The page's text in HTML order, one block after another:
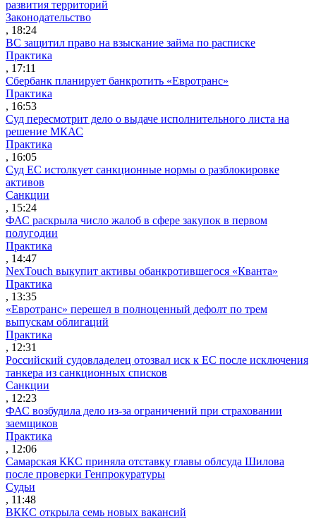
развития территорий
Законодательство
, 18:24
ВС защитил право на взыскание займа по расписке
Практика
, 17:11
Сбербанк планирует банкротить «Евротранс»
Практика
, 16:53
Суд пересмотрит дело о выдаче исполнительного листа на
решение МКАС
Практика
, 16:05
Суд ЕС истолкует санкционные нормы о разблокировке
активов
Санкции
, 15:24
ФАС раскрыла число жалоб в сфере закупок в первом
полугодии
Практика
, 14:47
NexTouch выкупит активы обанкротившегося «Кванта»
Практика
, 13:35
«Евротранс» перешел в полноценный дефолт по трем
выпускам облигаций
Практика
, 12:31
Российский судовладелец отозвал иск к ЕС после исключения
танкера из санкционных списков
Санкции
, 12:23
ФАС возбудила дело из-за ограничений при страховании
заемщиков
Практика
, 12:06
Самарская ККС приняла отставку главы облсуда Шилова
после проверки Генпрокуратуры
Судьи
, 11:48
ВККС открыла семь новых вакансий